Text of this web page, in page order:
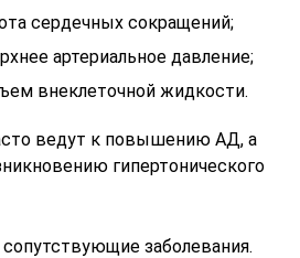
сердечных сокращений;
артериальное давление;
внеклеточной жидкости.
ведут к повышению АД, а
гипертонического
заболевания.